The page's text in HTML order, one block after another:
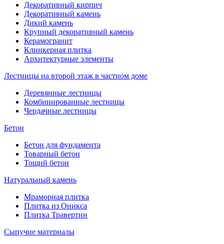
Декоративный кирпич
Декоративный камень
Дикий камень
Крупный декоративный камень
Керамогранит
Клинкерная плитка
Архитектурные элементы
Лестницы на второй этаж в частном доме
Деревянные лестницы
Комбинированные лестницы
Чердачные лестницы
Бетон
Бетон для фундамента
Товарный бетон
Тощий бетон
Натуральный камень
Мраморная плитка
Плитка из Оникса
Плитка Травертин
Сыпучие материалы